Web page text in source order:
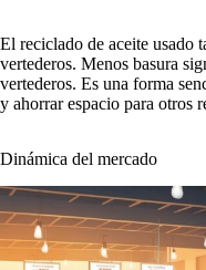
El reciclado de aceite usado
vertederos. Menos basura
vertederos. Es una forma
y ahorrar espacio para otros
Dinámica del mercado